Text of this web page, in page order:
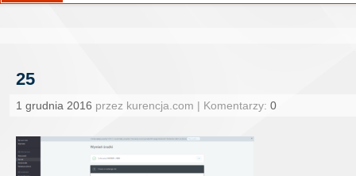
25
1 grudnia 2016 przez kurencja.com | Komentarzy: 0